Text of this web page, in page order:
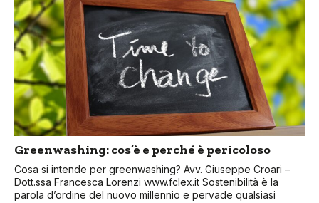
Greenwashing: cos’è e perché è pericoloso
Cosa si intende per greenwashing? Avv. Giuseppe Croari –
Dott.ssa Francesca Lorenzi www.fclex.it Sostenibilità è la
parola d’ordine del nuovo millennio e pervade qualsiasi